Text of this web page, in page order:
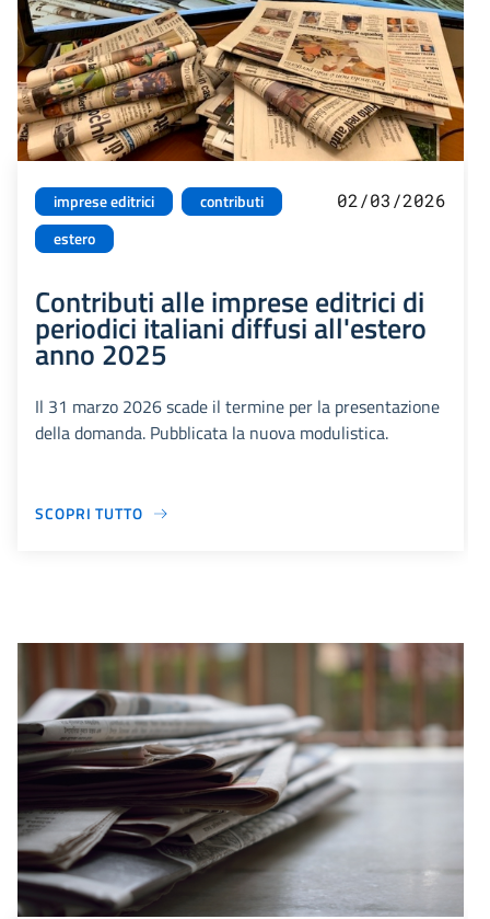
imprese editrici
contributi
estero
02/03/2026
Contributi alle imprese editrici di
periodici italiani diffusi all'estero
anno 2025
Il 31 marzo 2026 scade il termine per la presentazione
della domanda. Pubblicata la nuova modulistica.
SCOPRI TUTTO